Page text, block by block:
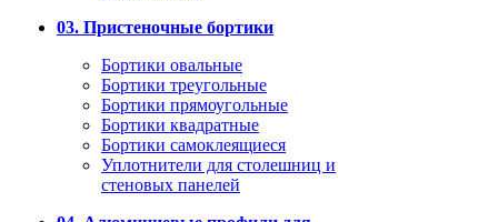
03. Пристеночные бортики
Бортики овальные
Бортики треугольные
Бортики прямоугольные
Бортики квадратные
Бортики самоклеящиеся
Уплотнители для столешниц и
стеновых панелей